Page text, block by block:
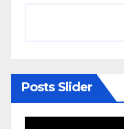
Posts Slider